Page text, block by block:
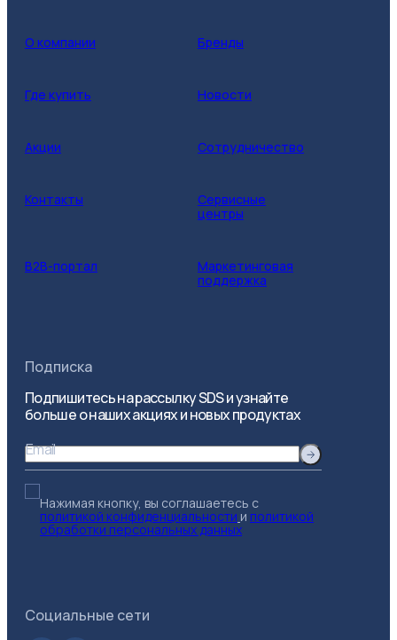
О компании Бренды
Где купить Новости
Акции Сотрудничество
Контакты
Сервисные
центры
B2B-портал
Маркетинговая
поддержка
Подписка
Подпишитесь на рассылку SDS и узнайте
больше о наших акциях и новых продуктах
Email
Нажимая кнопку, вы соглашаетесь с
политикой конфиденциальности и политикой
обработки персональных данных
Социальные сети